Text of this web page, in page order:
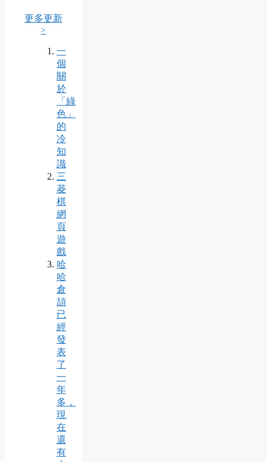
更多更新
>
一
個
關
於
「綠
色」
的
冷
知
識
三
菱
棋
網
頁
遊
戲
哈
哈
倉
頡
已
經
發
表
了
一
年
多，
現
在
還
有